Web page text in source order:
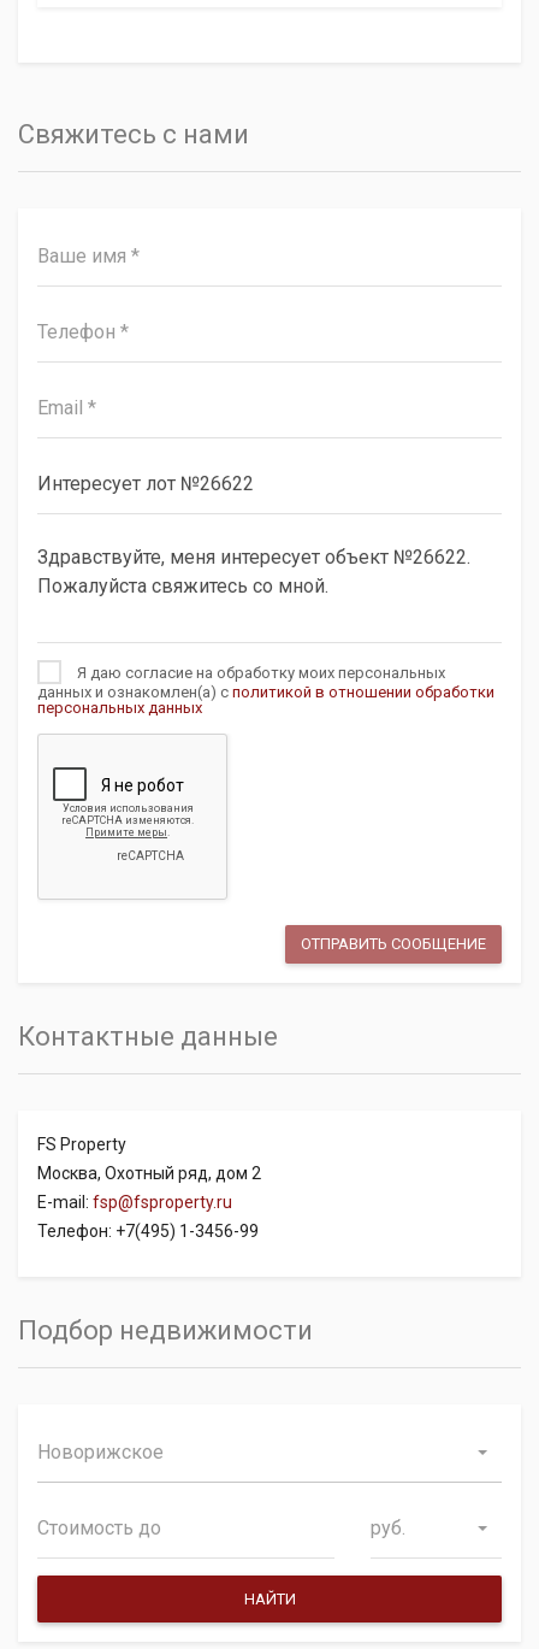
Свяжитесь с нами
Я даю согласие на обработку моих персональных
данных и ознакомлен(а) с политикой в отношении обработки
персональных данных
Контактные данные
FS Property
Москва, Охотный ряд, дом 2
E-mail: fsp@fsproperty.ru
Телефон: +7(495) 1-3456-99
Подбор недвижимости
Новорижское
руб.